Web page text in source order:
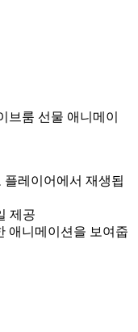
브룸 선물 애니메이
플레이어에서 재생됩
제공
애니메이션을 보여줍